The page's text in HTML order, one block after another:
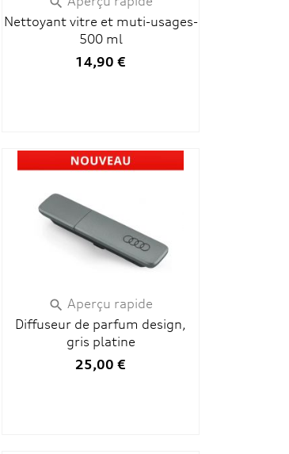
Nettoyant vitre et muti-usages-
500 ml
14,90 €
 Aperçu rapide
Diffuseur de parfum design,
gris platine
25,00 €